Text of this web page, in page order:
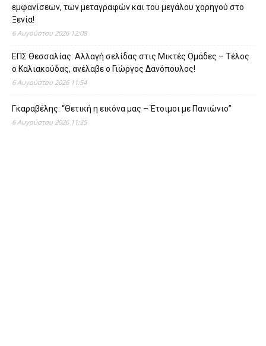
εμφανίσεων, των μεταγραφών και του μεγάλου χορηγού στο
Ξενία!
6 Αυγούστου 2026 12:08
ΕΠΣ Θεσσαλίας: Αλλαγή σελίδας στις Μικτές Ομάδες – Τέλος
ο Καλιακούδας, ανέλαβε ο Γιώργος Δανόπουλος!
6 Αυγούστου 2026 11:54
Γκαραβέλης: “Θετική η εικόνα μας – Έτοιμοι με Πανιώνιο”
6 Αυγούστου 2026 11:35